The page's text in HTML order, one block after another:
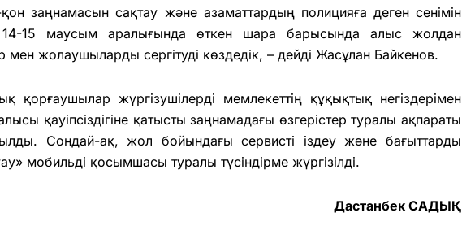
заңнамасын сақтау және азаматтардың полицияға деген сенімін
14-15 маусым аралығында өткен шара барысында алыс жолдан
мен жолаушыларды сергітуді көздедік, – дейді Жасұлан Байкенов.
жүргізушілерді мемлекеттің құқықтық негіздерімен
қауіпсіздігіне қатысты заңнамадағы өзгерістер туралы ақпараты
Сондай-ақ, жол бойындағы сервисті іздеу және бағыттарды
мобильді қосымшасы туралы түсіндірме жүргізілді.
Дастанбек САДЫҚ